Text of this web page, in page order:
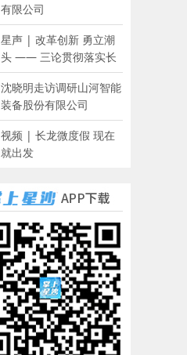
有限公司
星声 | 改革创新 勇立潮
头 —— 三论贯彻落实长
沙县第十五次党代会精神
沈晓明走访调研山河智能
装备股份有限公司
视频 | 长龙微度假 现在
就出发